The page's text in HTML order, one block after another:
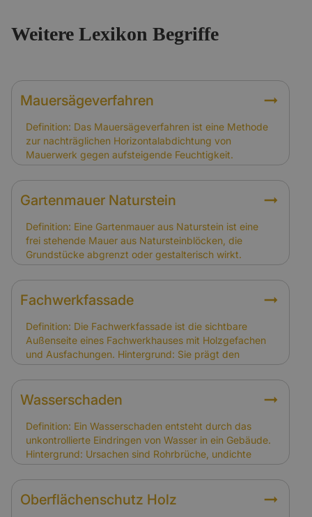
Weitere Lexikon Begriffe
Mauersägeverfahren
Definition: Das Mauersägeverfahren ist eine Methode
zur nachträglichen Horizontalabdichtung von
Mauerwerk gegen aufsteigende Feuchtigkeit.
Hintergrund: Dabei wird das Mauerwerk
eingeschnitten und eine Sperre eingebracht. Es wird
häufig bei Alt- und Fachwerkhäusern angewandt, um
Versicherung: Schäden durch aufsteigende
Feuchtigkeit gelten als Instandhaltungsproblem und
sind nicht gedeckt. Das Mauersägeverfahren ist eine
vorbeugende Maßnahme, die Folgeschäden
verhindern soll.
Gartenmauer Naturstein
Definition: Eine Gartenmauer aus Naturstein ist eine
frei stehende Mauer aus Natursteinblöcken, die
Grundstücke abgrenzt oder gestalterisch wirkt.
Hintergrund: Natursteinmauern sind langlebig und
passen optisch zu vielen Fachwerkhäusern. Sie
können jedoch durch Frost, Setzungen oder
Versicherung: Gartenmauern sind nicht automatisch im
Versicherungsschutz enthalten. Eigentümer sollten
prüfen, ob Nebengebäude und Außenanlagen in die
Gebäudeversicherung eingeschlossen sind.
Fachwerkfassade
Definition: Die Fachwerkfassade ist die sichtbare
Außenseite eines Fachwerkhauses mit Holzgefachen
und Ausfachungen. Hintergrund: Sie prägt den
Charakter des Gebäudes und muss regelmäßig
gepflegt werden. Schäden entstehen oft durch
Witterung, Feuchtigkeit oder Schädlingsbefall.
und Abnutzung sind nicht gedeckt. Schäden infolge
von Sturm, Hagel oder Brand sind versichert.
Wasserschaden
Definition: Ein Wasserschaden entsteht durch das
unkontrollierte Eindringen von Wasser in ein Gebäude.
Hintergrund: Ursachen sind Rohrbrüche, undichte
Dächer oder Hochwasser. Bei Fachwerkhäusern
können Wasserschäden gravierende Folgen haben, da
Holz und Lehm stark betroffen sind. Relevanz für
Oberflächenschutz Holz